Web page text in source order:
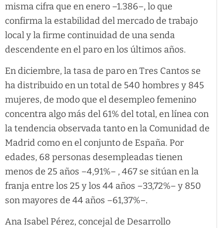
misma cifra que en enero –1.386–, lo que
confirma la estabilidad del mercado de trabajo
local y la firme continuidad de una senda
descendente en el paro en los últimos años.​
En diciembre, la tasa de paro en Tres Cantos se
ha distribuido en un total de 540 hombres y 845
mujeres, de modo que el desempleo femenino
concentra algo más del 61% del total, en línea con
la tendencia observada tanto en la Comunidad de
Madrid como en el conjunto de España. Por
edades, 68 personas desempleadas tienen
menos de 25 años –4,91%– , 467 se sitúan en la
franja entre los 25 y los 44 años –33,72%– y 850
son mayores de 44 años –61,37%–.
Ana Isabel Pérez, concejal de Desarrollo